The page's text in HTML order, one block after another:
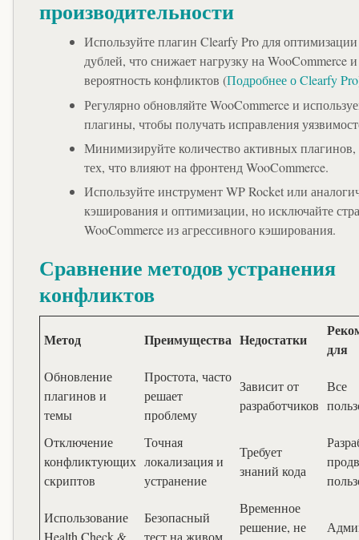
производительности
Используйте плагин Clearfy Pro для
дублей, что снижает нагрузку на WooCommerce
вероятность конфликтов (Подробнее о Clearfy Pro
Регулярно обновляйте WooCommerce и
плагины, чтобы получать исправления
Минимизируйте количество активных плагинов,
тех, что влияют на фронтенд WooCommerce.
Используйте инструмент WP Rocket или
кэширования и оптимизации, но исключайте
WooCommerce из агрессивного кэширования.
Сравнение методов устранения
конфликтов
Метод Преимущества Недостатки
для
Обновление
плагинов и
темы
Простота, часто
решает
проблему
Зависит от
разработчиков
Все
Отключение
конфликтующих
скриптов
Точная
локализация и
устранение
Требует
знаний кода
Использование
Health Check &
Безопасный
тест на живом
Временное
решение, не